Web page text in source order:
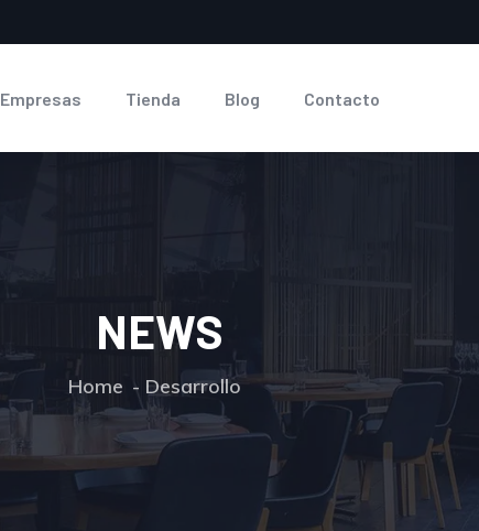
Empresas Tienda Blog Contacto
NEWS
Home Desarrollo